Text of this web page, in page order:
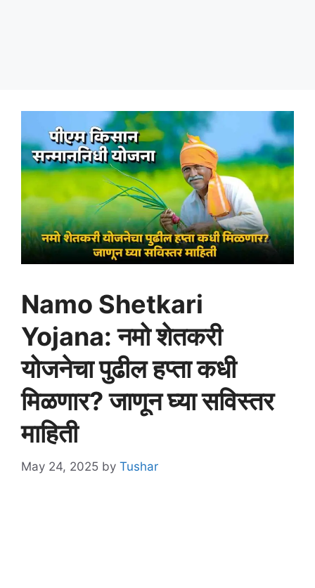
Namo Shetkari
Yojana: नमो शेतकरी
योजनेचा पुढील हप्ता कधी
मिळणार? जाणून घ्या सविस्तर
माहिती
May 24, 2025 by Tushar